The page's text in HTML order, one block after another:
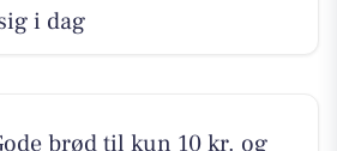
i dag
brød til kun 10 kr. og